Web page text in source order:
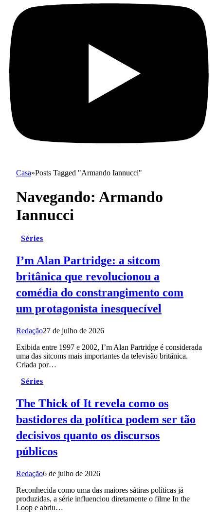
Casa»Posts Tagged "Armando Iannucci"
Navegando: Armando
Iannucci
Séries
I’m Alan Partridge: a sitcom
britânica que revolucionou a
comédia do constrangimento com
um protagonista inesquecível
Redação27 de julho de 2026
Exibida entre 1997 e 2002, I’m Alan Partridge é considerada
uma das sitcoms mais importantes da televisão britânica.
Criada por…
Séries
The Thick of It revela como os
bastidores da política podem ser tão
decisivos quanto os discursos
públicos
Redação6 de julho de 2026
Reconhecida como uma das maiores sátiras políticas já
produzidas, a série influenciou diretamente o filme In the
Loop e abriu…